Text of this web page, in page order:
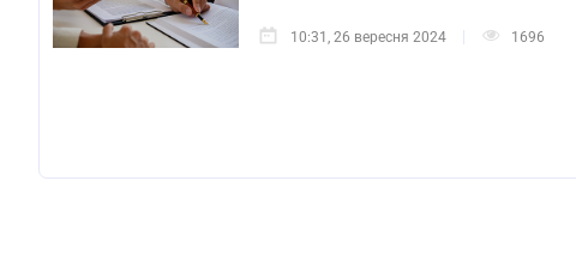
10:31, 26 вересня 2024 1696